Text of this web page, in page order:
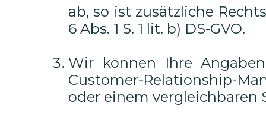
ab, so ist zusätzliche
6 Abs. 1 S. 1 lit. b) DS-GVO.
Wir können Ihre
Customer-Relationship-
oder einem vergleichbaren